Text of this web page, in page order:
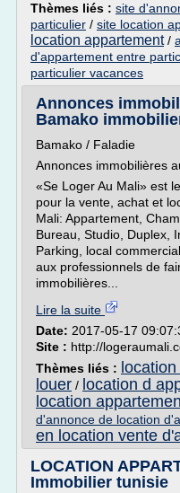
Thèmes liés : site
particulier / site location
location appartement/
d'appartement entre
particulier vacances
Annonces
Bamako
Bamako / Faladie
Annonces immobilières
«Se Loger Au Mali» est
pour la vente, achat et
Mali: Appartement,
Bureau, Studio, Duplex,
Parking, local
aux professionnels de
immobilières...
Lire la suite
Date: 2017-05-17
Site : http://
Thèmes liés :
louer / location d
location
d'annonce de location
en location vente
LOCATION
Immobilier tunisie